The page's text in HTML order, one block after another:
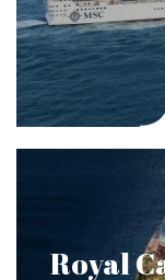
Royal